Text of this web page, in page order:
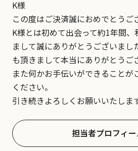
K様
この度はご決済誠におめでとうご
K様とは初めて出会って約1年間、
まして誠にありがとうございまし
も頂きまして本当にありがとうご
また何かお手伝いができることが
ください。
引き続きよろしくお願いいたします
担当者プロフィ